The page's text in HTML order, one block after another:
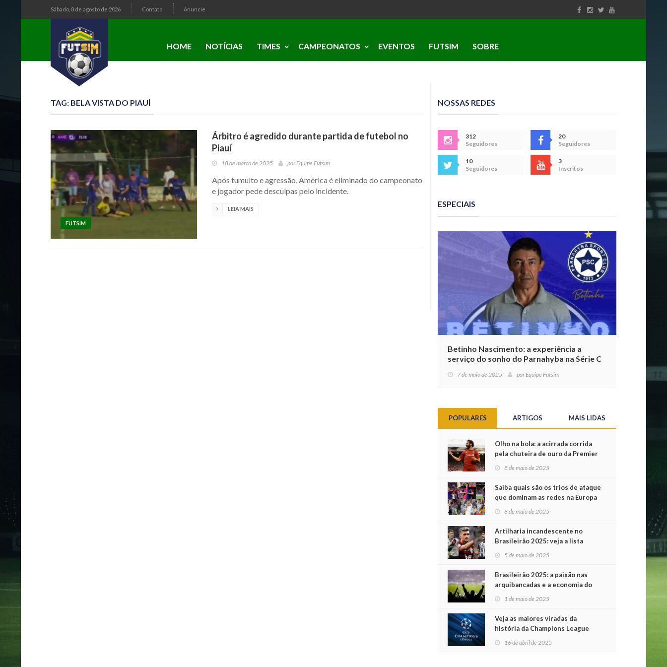
Sábado, 8 de agosto de 2026 Contato Anuncie
HOME NOTÍCIAS TIMES CAMPEONATOS EVENTOS FUTSIM SOBRE
TAG: BELA VISTA DO PIAUÍ
FUTSIM
Árbitro é agredido durante partida de futebol no
Piauí
18 de março de 2025 porEquipe Futsim
Após tumulto e agressão, América é eliminado do campeonato
e jogador pede desculpas pelo incidente.
LEIA MAIS
NOSSAS REDES
312
Seguidores
20
Seguidores
10
Seguidores
3
Inscritos
ESPECIAIS
Betinho Nascimento: a experiência a
serviço do sonho do Parnahyba na Série C
7 de maio de 2025 porEquipe Futsim
POPULARES ARTIGOS MAIS LIDAS
Olho na bola: a acirrada corrida
pela chuteira de ouro da Premier
League
8 de maio de 2025
Saiba quais são os trios de ataque
que dominam as redes na Europa
8 de maio de 2025
Artilharia incandescente no
Brasileirão 2025: veja a lista
atualizada
5 de maio de 2025
Brasileirão 2025: a paixão nas
arquibancadas e a economia do
futebol na primeira rodada
1 de maio de 2025
Veja as maiores viradas da
história da Champions League
16 de abril de 2025